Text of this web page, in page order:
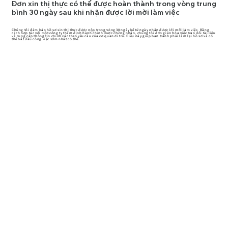
Đơn xin thị thực có thể được hoàn thành trong vòng trung
bình 30 ngày sau khi nhận được lời mời làm việc
Chúng tôi đảm bảo hồ sơ xin thị thực được nộp trong vòng 30 ngày kể từ ngày nhận được lời mời làm việc. Bằng
cách hợp tác với một công ty thẩm định hành chính được chứng nhận, chúng tôi đơn giản hóa việc trao đổi tài liệu
và cung cấp thông tin chính xác theo yêu cầu của cơ quan di trú. Điều này giúp bạn tránh phải làm lại hồ sơ và có
thể bắt đầu công việc sớm nhất có thể.